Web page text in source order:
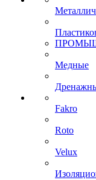
Медные
Fakro
Roto
Velux